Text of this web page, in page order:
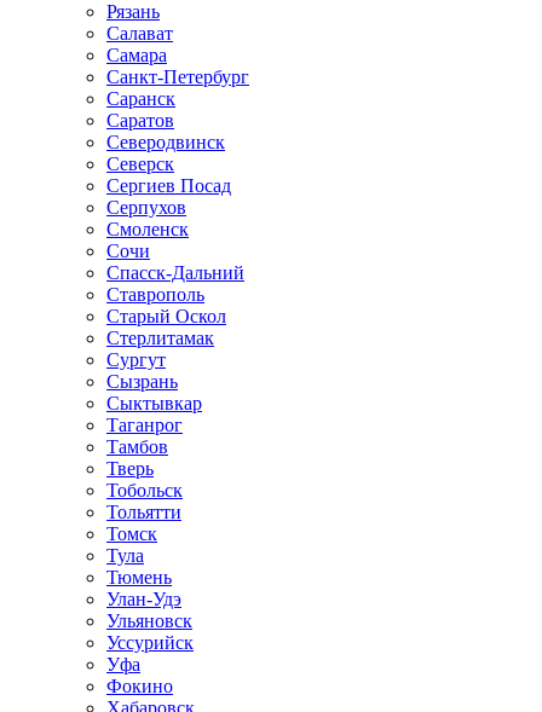
Рязань
Салават
Самара
Санкт-Петербург
Саранск
Саратов
Северодвинск
Северск
Сергиев Посад
Серпухов
Смоленск
Сочи
Спасск-Дальний
Ставрополь
Старый Оскол
Стерлитамак
Сургут
Сызрань
Сыктывкар
Таганрог
Тамбов
Тверь
Тобольск
Тольятти
Томск
Тула
Тюмень
Улан-Удэ
Ульяновск
Уссурийск
Уфа
Фокино
Хабаровск